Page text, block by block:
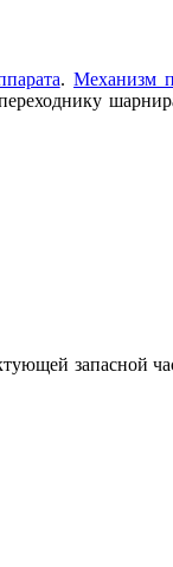
.Механизм
запасной